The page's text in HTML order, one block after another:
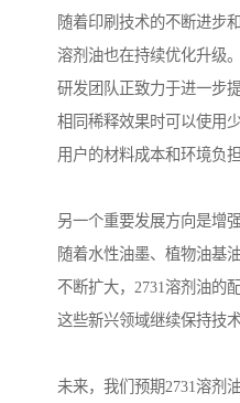
随着印刷技术的不断进步
溶剂油也在持续优化升级。
研发团队正致力于进一步
相同稀释效果时可以使用
用户的材料成本和环境负担
另一个重要发展方向是增
随着水性油墨、植物油基
不断扩大，2731溶剂油的
这些新兴领域继续保持技术
未来，我们预期2731溶剂